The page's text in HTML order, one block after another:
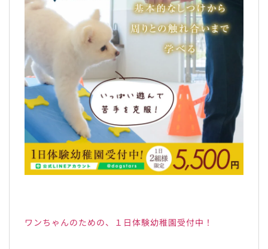
ワンちゃんのための、１日体験幼稚園受付中！